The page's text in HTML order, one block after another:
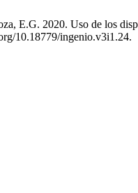
E.G. 2020. Uso de los
10.18779/ingenio.v3i1.24.